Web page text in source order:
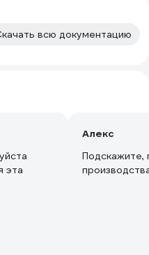
всю документацию
эта
Алекс
Подскажите,